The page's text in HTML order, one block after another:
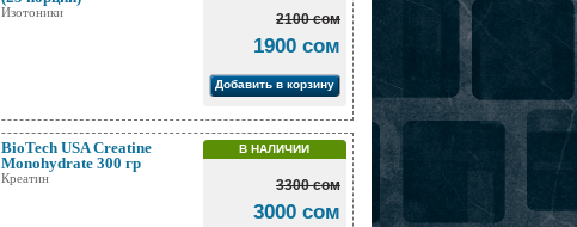
Изотоники 2100 сом
1900 сом
Добавить в корзину
BioTech USA Creatine
Monohydrate 300 гр
Креатин
В НАЛИЧИИ
3300 сом
3000 сом